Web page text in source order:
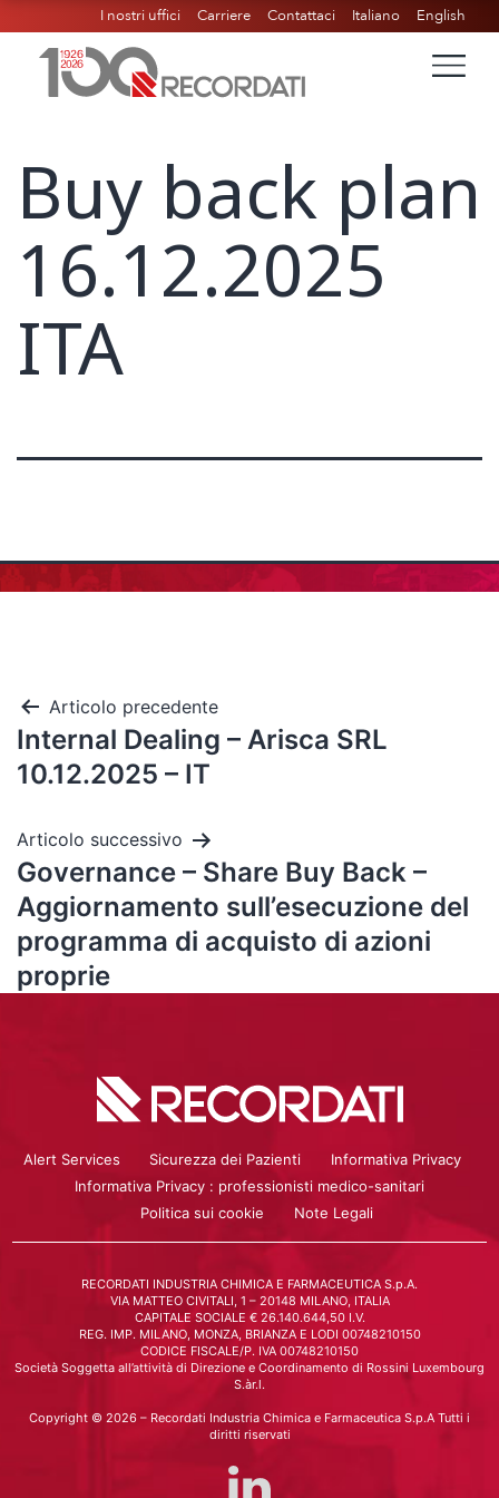
I nostri uffici Carriere Contattaci Italiano English
Buy back plan
16.12.2025
ITA
Articolo precedente
Internal Dealing – Arisca SRL
10.12.2025 – IT
Articolo successivo
Governance – Share Buy Back –
Aggiornamento sull’esecuzione del
programma di acquisto di azioni
proprie
Alert Services Sicurezza dei Pazienti
Informativa Privacy
Informativa Privacy : professionisti medico-sanitari
Politica sui cookie
Note Legali
RECORDATI INDUSTRIA CHIMICA E FARMACEUTICA S.p.A.
VIA MATTEO CIVITALI, 1 – 20148 MILANO, ITALIA
CAPITALE SOCIALE € 26.140.644,50 I.V.
REG. IMP. MILANO, MONZA, BRIANZA E LODI 00748210150
CODICE FISCALE/P. IVA 00748210150
Società Soggetta all’attività di Direzione e Coordinamento di Rossini Luxembourg
S.àr.l.
Copyright © 2026 – Recordati Industria Chimica e Farmaceutica S.p.A Tutti i
diritti riservati